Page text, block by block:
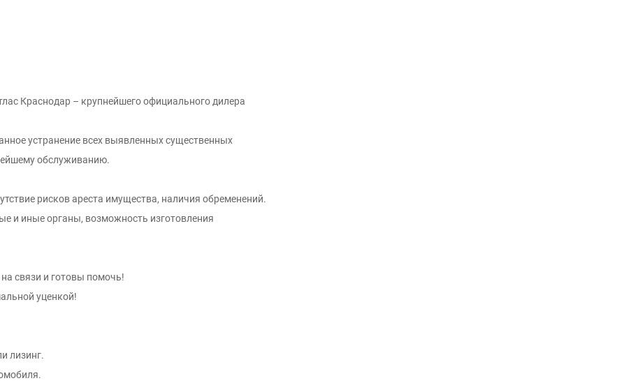
Краснодар – крупнейшего официального дилера
устранение всех выявленных существенных
обслуживанию.
рисков ареста имущества, наличия обременений.
и иные органы, возможность изготовления
связи и готовы помочь!
уценкой!
лизинг.